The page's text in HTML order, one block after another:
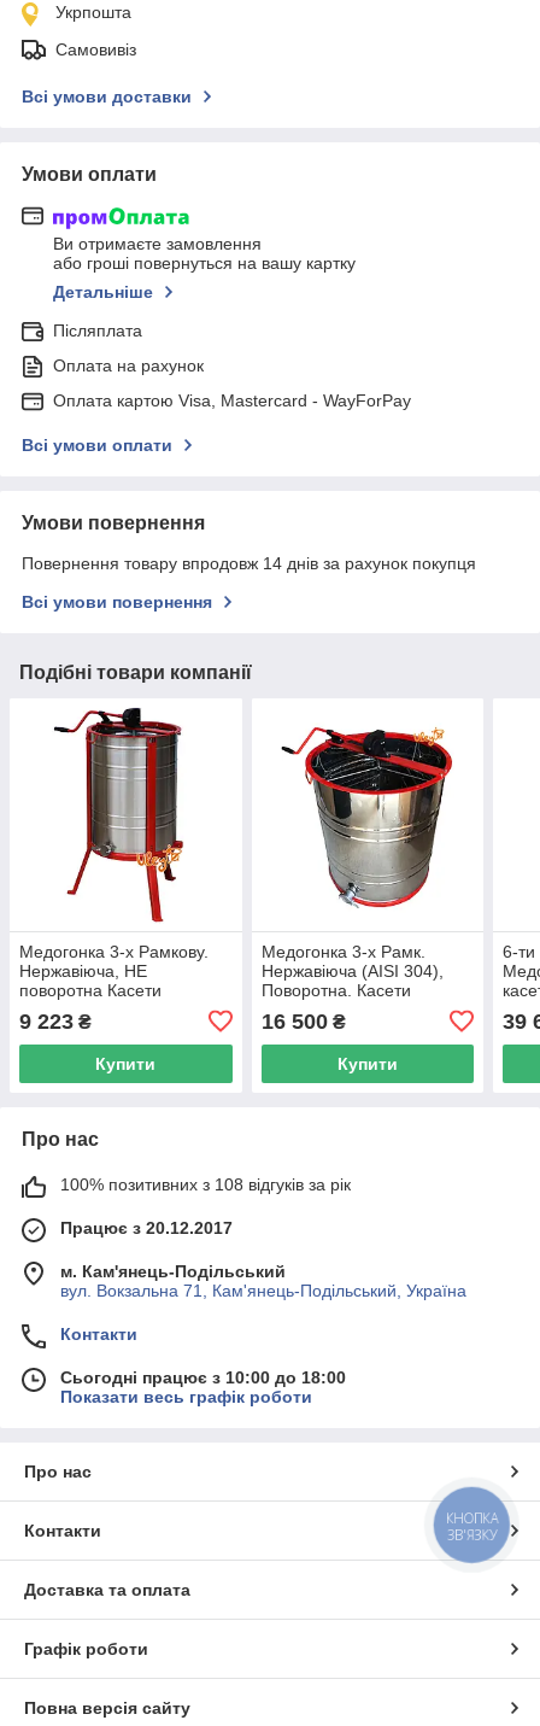
Укрпошта
Самовивіз
Всі умови доставки
Умови оплати
Ви отримаєте замовлення
або гроші повернуться на вашу картку
Детальніше
Післяплата
Оплата на рахунок
Оплата картою Visa, Mastercard - WayForPay
Всі умови оплати
Умови повернення
Повернення товару впродовж 14 днів за рахунок покупця
Всі умови повернення
Подібні товари компанії
Медогонка 3-х Рамкову.
Нержавіюча, НЕ
поворотна Касети
Нержавіючий. З
підставкою
9 223 ₴
Купити
Медогонка 3-х Рамк.
Нержавіюча (AISI 304),
Поворотна. Касети
нержавіючий.
Нержавіючий кран.
16 500₴
Купити
6-
39
Про нас
100% позитивних з 108 відгуків за рік
Працює з 20.12.2017
м. Кам'янець-Подільський
вул. Вокзальна 71, Кам'янець-Подільський, Україна
Контакти
Сьогодні працює з 10:00 до 18:00
Показати весь графік роботи
Про нас
Контакти
Доставка та оплата
Графік роботи
Повна версія сайту
КНОПКА
ЗВ'ЯЗКУ